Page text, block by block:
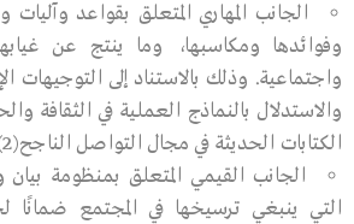
الجانب المهاري المتعلق بقواعد وآليات
وفوائدها ومكاسبها، وما ينتج عن
واجتماعية. وذلك بالاستناد إلى التوجيهات
والاستدلال بالنماذج العملية في الثقافة
الكتابات الحديثة في مجال التواصل الناجح(2).
الجانب القيمي المتعلق بمنظومة
التي ينبغي ترسيخها في المجتمع ضمانًا